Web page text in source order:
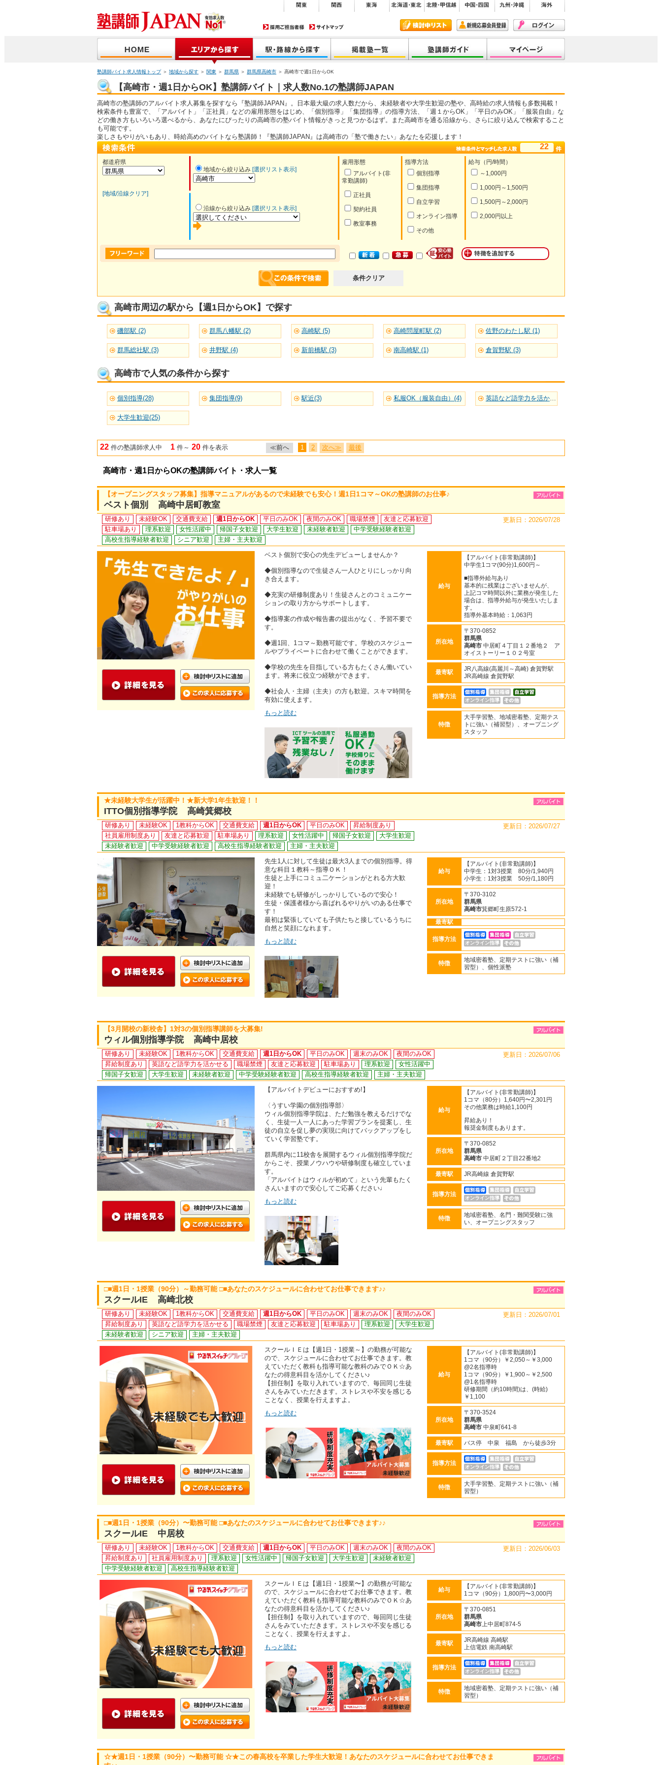
塾講師バイト求人情報トップ＞ 地域から探す ＞ 関東 ＞ 群馬県 ＞ 群馬県高崎市 ＞ 高崎市で週1日からOK
【高崎市・週1日からOK】塾講師バイト｜求人数No.1の塾講師JAPAN
高崎市の塾講師のアルバイト求人募集を探すなら『塾講師JAPAN』。日本最大級の求人数だから、未経験者や大学生歓迎の塾や、高時給の求人情報も多数掲載！
検索条件も豊富で、「アルバイト」「正社員」などの雇用形態をはじめ、「個別指導」「集団指導」の指導方法、「週１からOK」「平日のみOK」「服装自由」な
どの働き方もいろいろ選べるから、あなたにぴったりの高崎市の塾バイト情報がきっと見つかるはず。また高崎市を通る沿線から、さらに絞り込んで検索すること
も可能です。
楽しさもやりがいもあり、時給高めのバイトなら塾講師！『塾講師JAPAN』は高崎市の「塾で働きたい」あなたを応援します！
22
都道府県
[地域/沿線クリア]
地域から絞り込み [選択リスト表示]
雇用形態
アルバイト(非
常勤講師)
正社員
契約社員
教室事務
指導方法
個別指導
集団指導
自立学習
オンライン指導
その他
給与（円/時間）
～1,000円
1,000円～1,500円
1,500円～2,000円
2,000円以上
沿線から絞り込み [選択リスト表示]
条件クリア
高崎市周辺の駅から【週1日からOK】で探す
磯部駅 (2) 群馬八幡駅 (2) 高崎駅 (5) 高崎問屋町駅 (2) 佐野のわたし駅 (1)
群馬総社駅 (3) 井野駅 (4) 新前橋駅 (3) 南高崎駅 (1) 倉賀野駅 (3)
高崎市で人気の条件から探す
個別指導(28) 集団指導(9) 駅近(3) 私服OK（服装自由）(4) 英語など語学力を活かせる(18)
大学生歓迎(25)
22 件の塾講師求人中 1 件～ 20 件を表示 ≪前へ 1 2 次へ≫ 最後
高崎市・週1日からOKの塾講師バイト・求人一覧
【オープニングスタッフ募集】指導マニュアルがあるので未経験でも安心！週1日1コマ～OKの塾講師のお仕事♪
ベスト個別 高崎中居町教室
研修あり 未経験OK 交通費支給 週1日からOK 平日のみOK 夜間のみOK 職場禁煙
友達と応募歓迎
駐車場あり
理系歓迎 女性活躍中 帰国子女歓迎 大学生歓迎 未経験者歓迎
中学受験経験者歓迎
高校生指導経験者歓迎
シニア歓迎 主婦・主夫歓迎
更新日：2026/07/28
ベスト個別で安心の先生デビューしませんか？
◆個別指導なので生徒さん一人ひとりにしっかり向
き合えます。
◆充実の研修制度あり！生徒さんとのコミュニケー
ションの取り方からサポートします。
◆指導案の作成や報告書の提出がなく、予習不要で
す。
◆週1回、1コマ～勤務可能です。学校のスケジュー
ルやプライベートに合わせて働くことができます。
◆学校の先生を目指している方もたくさん働いてい
ます。将来に役立つ経験ができます。
◆社会人・主婦（主夫）の方も歓迎。スキマ時間を
有効に使えます。
もっと読む
給与
【アルバイト(非常勤講師)】
中学生1コマ(90分)1,600円～
■指導外給与あり
基本的に残業はございませんが、
上記コマ時間以外に業務が発生した
場合は、指導外給与が発生いたしま
す。
指導外基本時給：1,063円
所在地
〒370-0852
群馬県
高崎市 中居町４丁目１２番地２ ア
オイストーリー１０２号室
最寄駅
JR八高線(高麗川～高崎) 倉賀野駅
JR高崎線 倉賀野駅
指導方法
オンライン指導
特徴
大手学習塾、地域密着塾、定期テス
トに強い（補習型）、オープニング
スタッフ
★未経験大学生が活躍中！★新大学1年生歓迎！！
ITTO個別指導学院 高崎箕郷校
研修あり 未経験OK 1教科からOK 交通費支給 週1日からOK 平日のみOK
昇給制度あり
社員雇用制度あり
友達と応募歓迎 駐車場あり 理系歓迎 女性活躍中 帰国子女歓迎
大学生歓迎
未経験者歓迎
中学受験経験者歓迎 高校生指導経験者歓迎 主婦・主夫歓迎
更新日：2026/07/27
先生1人に対して生徒は最大3人までの個別指導。得
意な科目１教科～指導ＯＫ！
生徒と上手にコミュ二ケーションがとれる方大歓
迎！
未経験でも研修がしっかりしているので安心！
生徒・保護者様から喜ばれるやりがいのある仕事で
す！
最初は緊張していても子供たちと接しているうちに
自然と笑顔になれます。
もっと読む
給与
【アルバイト(非常勤講師)】
中学生：1対3授業 80分/1,940円
小学生：1対3授業 50分/1,180円
所在地
〒370-3102
群馬県
高崎市箕郷町生原572-1
最寄駅
指導方法
オンライン指導
特徴
地域密着塾、定期テストに強い（補
習型）、個性派塾
【3月開校の新校舎】1対3の個別指導講師を大募集!
ウィル個別指導学院 高崎中居校
研修あり 未経験OK 1教科からOK 交通費支給 週1日からOK 平日のみOK 週末のみOK
夜間のみOK
昇給制度あり
英語など語学力を活かせる 職場禁煙 友達と応募歓迎 駐車場あり 理系歓迎
女性活躍中
帰国子女歓迎
大学生歓迎 未経験者歓迎 中学受験経験者歓迎 高校生指導経験者歓迎 主婦・主夫歓迎
更新日：2026/07/06
【アルバイトデビューにおすすめ!】
〈うすい学園の個別指導部〉
ウィル個別指導学院は、ただ勉強を教えるだけでな
く、生徒一人一人にあった学習プランを提案し、生
徒の自立を促し夢の実現に向けてバックアップをし
ていく学習塾です。
群馬県内に11校舎を展開するウィル個別指導学院だ
からこそ、授業ノウハウや研修制度も確立していま
す。
「アルバイトはウィルが初めて」という先輩もたく
さんいますので安心してご応募ください♩
もっと読む
給与
【アルバイト(非常勤講師)】
1コマ（80分）1,640円〜2,301円
その他業務は時給1,100円
昇給あり！
報奨金制度もあります。
所在地
〒370-0852
群馬県
高崎市 中居町２丁目22番地2
最寄駅 JR高崎線 倉賀野駅
指導方法
オンライン指導
特徴
地域密着塾、名門・難関受験に強
い、オープニングスタッフ
□■週1日・1授業（90分）～勤務可能 □■あなたのスケジュールに合わせてお仕事できます♪♪
スクールIE 高崎北校
研修あり 未経験OK 1教科からOK 交通費支給 週1日からOK 平日のみOK 週末のみOK
夜間のみOK
昇給制度あり
英語など語学力を活かせる 職場禁煙 友達と応募歓迎 駐車場あり 理系歓迎
大学生歓迎
未経験者歓迎
シニア歓迎 主婦・主夫歓迎
更新日：2026/07/01
スクールＩＥは【週1日・1授業～】の勤務が可能な
ので、スケジュールに合わせてお仕事できます。教
えていただく教科も指導可能な教科のみでＯＫ☆あ
なたの得意科目を活かしてください♪
【担任制】を取り入れていますので、毎回同じ生徒
さんをみていただきます。ストレスや不安を感じる
ことなく、授業を行えますよ。
もっと読む
給与
【アルバイト(非常勤講師)】
1コマ（90分）￥2,050～￥3,000
@2名指導時
1コマ（90分）￥1,900～￥2,500
@1名指導時
研修期間（約10時間)は、(時給)
￥1,100
所在地
〒370-3524
群馬県
高崎市 中泉町641-8
最寄駅 バス停 中泉 福島 から徒歩3分
指導方法
オンライン指導
特徴
大手学習塾、定期テストに強い（補
習型）
□■週1日・1授業（90分）〜勤務可能 □■あなたのスケジュールに合わせてお仕事できます♪♪
スクールIE 中居校
研修あり 未経験OK 1教科からOK 交通費支給 週1日からOK 平日のみOK 週末のみOK
夜間のみOK
昇給制度あり
社員雇用制度あり 理系歓迎 女性活躍中 帰国子女歓迎 大学生歓迎
未経験者歓迎
中学受験経験者歓迎
高校生指導経験者歓迎
更新日：2026/06/03
スクールＩＥは【週1日・1授業〜】の勤務が可能な
ので、スケジュールに合わせてお仕事できます。教
えていただく教科も指導可能な教科のみでＯＫ☆あ
なたの得意科目を活かしてください♪
【担任制】を取り入れていますので、毎回同じ生徒
さんをみていただきます。ストレスや不安を感じる
ことなく、授業を行えますよ。
もっと読む
給与
【アルバイト(非常勤講師)】
1コマ（90分）1,800円〜3,000円
所在地
〒370-0851
群馬県
高崎市 上中居町874-5
最寄駅
JR高崎線 高崎駅
上信電鉄 南高崎駅
指導方法
オンライン指導
特徴
地域密着塾、定期テストに強い（補
習型）
☆★週1日・1授業（90分）〜勤務可能 ☆★この春高校を卒業した学生大歓迎！あなたのスケジュールに合わせてお仕事できま